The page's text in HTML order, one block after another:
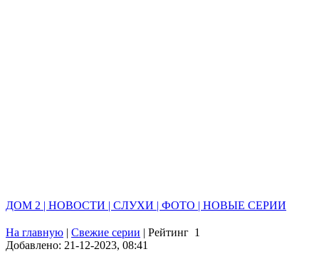
ДОМ 2 | НОВОСТИ | СЛУХИ | ФОТО | НОВЫЕ СЕРИИ
На главную | Свежие серии | Рейтинг 1
Добавлено: 21-12-2023, 08:41